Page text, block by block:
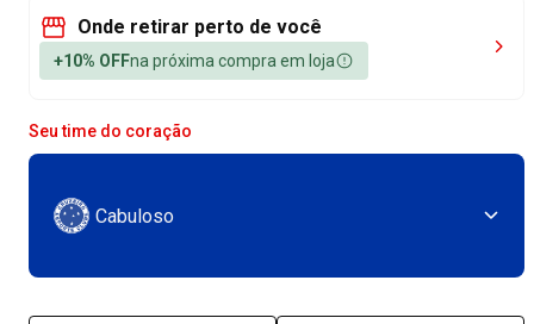
Onde retirar perto de você
+10% OFFna próxima compra em loja
Seu time do coração
Cabuloso